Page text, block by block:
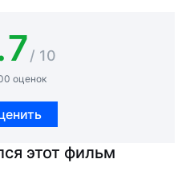
/ 10
оценок
этот фильм